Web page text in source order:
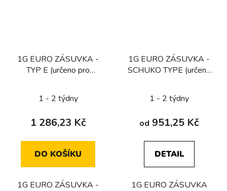
1G EURO ZÁSUVKA -
TYP E (určeno pro
1 - 2 týdny
1 286,23 Kč
DO KOŠÍKU
1G EURO ZÁSUVKA -
1G EURO ZÁSUVKA -
SCHUKO TYPE (určeno
1 - 2 týdny
od 951,25 Kč
DETAIL
1G EURO ZÁSUVKA